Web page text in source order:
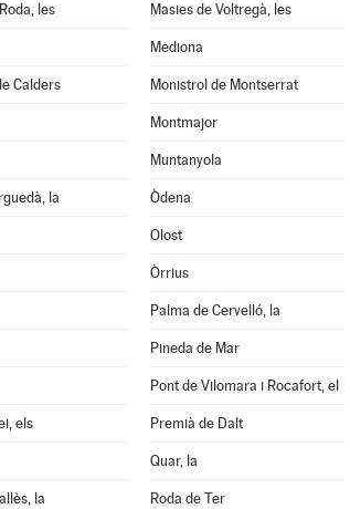
les Masies de Voltregà, les
Mediona
Calders Monistrol de Montserrat
Montmajor
Muntanyola
la Òdena
Olost
Òrrius
Palma de Cervelló, la
Pineda de Mar
Pont de Vilomara i Rocafort, el
els Premià de Dalt
Quar, la
la Roda de Ter